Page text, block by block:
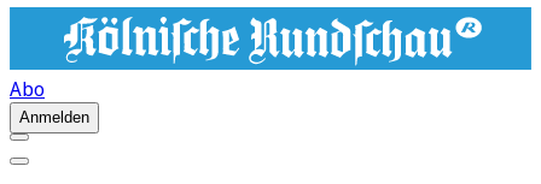
Abo
Anmelden